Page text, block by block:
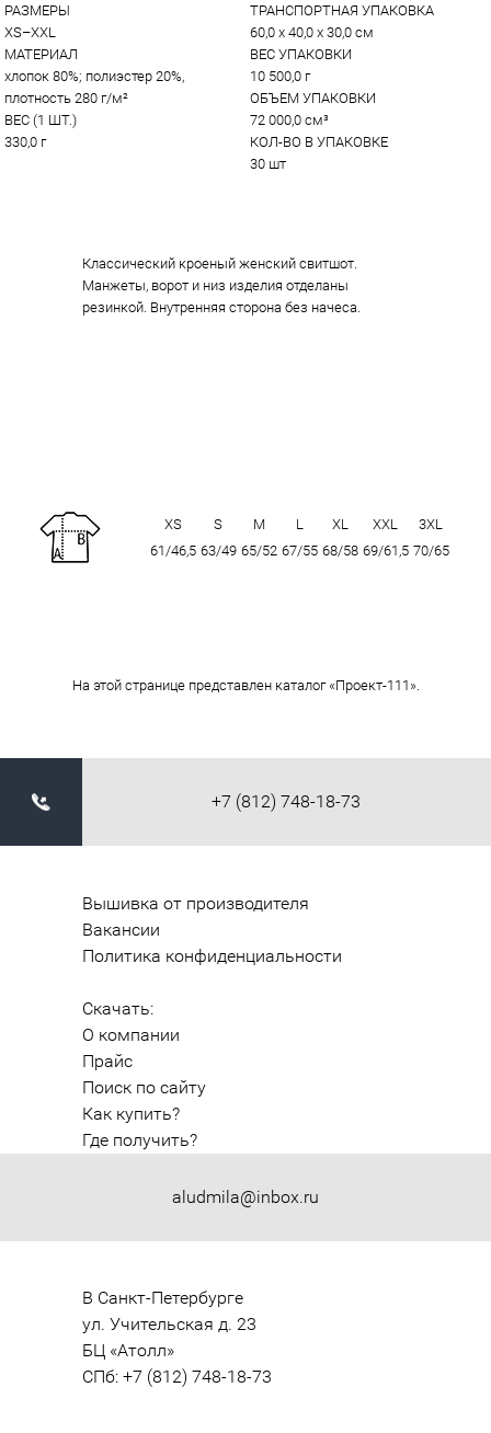
РАЗМЕРЫ
XS–XXL
МАТЕРИАЛ
хлопок 80%; полиэстер 20%,
плотность 280 г/м²
ВЕС (1 ШТ.)
330,0 г
ТРАНСПОРТНАЯ УПАКОВКА
60,0 x 40,0 x 30,0 см
ВЕС УПАКОВКИ
10 500,0 г
ОБЪЕМ УПАКОВКИ
72 000,0 см³
КОЛ-ВО В УПАКОВКЕ
30 шт
Классический кроеный женский свитшот.
Манжеты, ворот и низ изделия отделаны
резинкой. Внутренняя сторона без начеса.
XS S M L XL XXL
3XL
61/46,5 63/49 65/52 67/55 68/58 69/61,5 70/65
На этой странице представлен каталог «Проект-111».
+7 (812) 748-18-73
aludmila@inbox.ru
Вышивка от производителя
Вакансии
Политика конфиденциальности
Скачать:
О компании
Прайс
Поиск по сайту
Как купить?
Где получить?
В Санкт-Петербурге
ул. Учительская д. 23
БЦ «Атолл»
СПб: +7 (812) 748-18-73